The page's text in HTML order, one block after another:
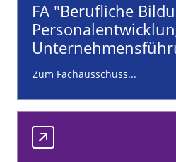
FA "Berufliche
Zum Fachausschuss...